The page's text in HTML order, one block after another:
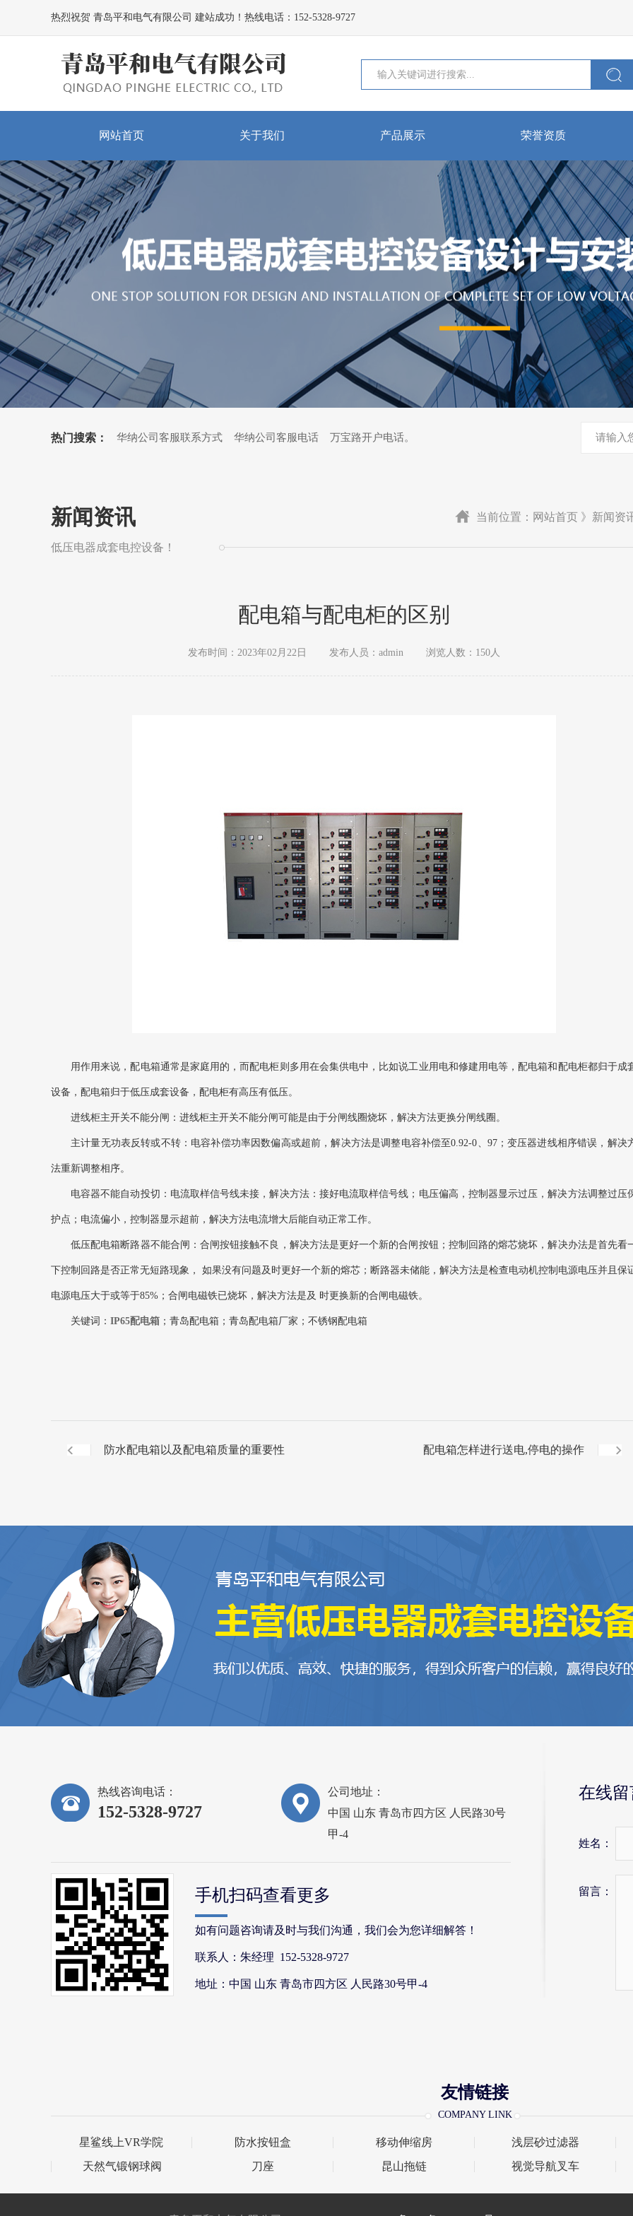
热烈祝贺 青岛平和电气有限公司 建站成功！热线电话：152-5328-9727
网站首页 关于我们 产品展示 荣誉资质
热门搜索： 华纳公司客服联系方式 华纳公司客服电话 万宝路开户电话。
新闻资讯 当前位置：网站首页 》新闻资
低压电器成套电控设备！
配电箱与配电柜的区别
发布时间：2023年02月22日 发布人员：admin 浏览人数：150人
用作用来说，配电箱通常是家庭用的，而配电柜则多用在会集供电中，比如说工业用电和修建用电等，配电箱和配电柜都归于成
设备，配电箱归于低压成套设备，配电柜有高压有低压。
进线柜主开关不能分闸：进线柜主开关不能分闸可能是由于分闸线圈烧坏，解决方法更换分闸线圈。
主计量无功表反转或不转：电容补偿功率因数偏高或超前，解决方法是调整电容补偿至0.92-0、97；变压器进线相序错误，解决
法重新调整相序。
电容器不能自动投切：电流取样信号线未接，解决方法：接好电流取样信号线；电压偏高，控制器显示过压，解决方法调整过压
护点；电流偏小，控制器显示超前，解决方法电流增大后能自动正常工作。
低压配电箱断路器不能合闸：合闸按钮接触不良，解决方法是更好一个新的合闸按钮；控制回路的熔芯烧坏，解决办法是首先看
下控制回路是否正常无短路现象， 如果没有问题及时更好一个新的熔芯；断路器未储能，解决方法是检查电动机控制电源电压并且保
电源电压大于或等于85%；合闸电磁铁已烧坏，解决方法是及 时更换新的合闸电磁铁。
关键词： IP65配电箱 ；青岛配电箱；青岛配电箱厂家；不锈钢配电箱
防水配电箱以及配电箱质量的重要性 配电箱怎样进行送电,停电的操作
热线咨询电话：
152-5328-9727
公司地址：
中国 山东 青岛市四方区 人民路30号
甲-4
手机扫码查看更多
如有问题咨询请及时与我们沟通，我们会为您详细解答！
联系人：朱经理 152-5328-9727
地址：中国 山东 青岛市四方区 人民路30号甲-4
在线
姓名：
留言：
友情链接
COMPANY LINK
星鲨线上VR学院 防水按钮盒 移动伸缩房
浅层砂过滤器
天然气锻钢球阀
刀座 昆山拖链 视觉导航叉车